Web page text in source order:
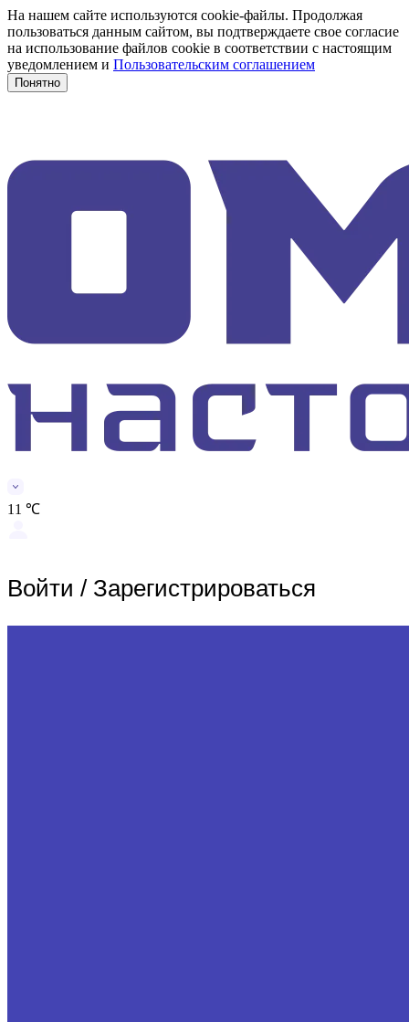
На нашем сайте используются cookie-файлы. Продолжая
пользоваться данным сайтом, вы подтверждаете свое согласие
на использование файлов cookie в соответствии с настоящим
уведомлением и Пользовательским соглашением
Понятно
11 ℃
Войти / Зарегистрироваться